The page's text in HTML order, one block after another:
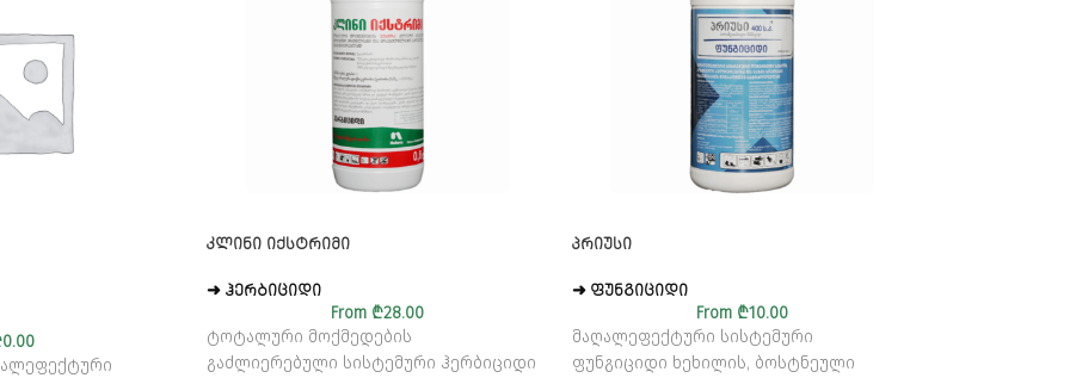
0.00
ᲙᲚᲘᲜᲘ ᲘᲥᲡᲢᲠᲘᲛᲘ
➜ ᲰᲔᲠᲑᲘᲪᲘᲓᲘ
From ₾28.00
ტოტალური მოქმედების
გაძლიერებული სისტემური ჰერბიციდი
ᲞᲠᲘᲣᲡᲘ
➜ ᲤᲣᲜᲒᲘᲪᲘᲓᲘ
From ₾10.00
მაღალეფექტური სისტემური
ფუნგიციდი ხეხილის, ბოსტნეული